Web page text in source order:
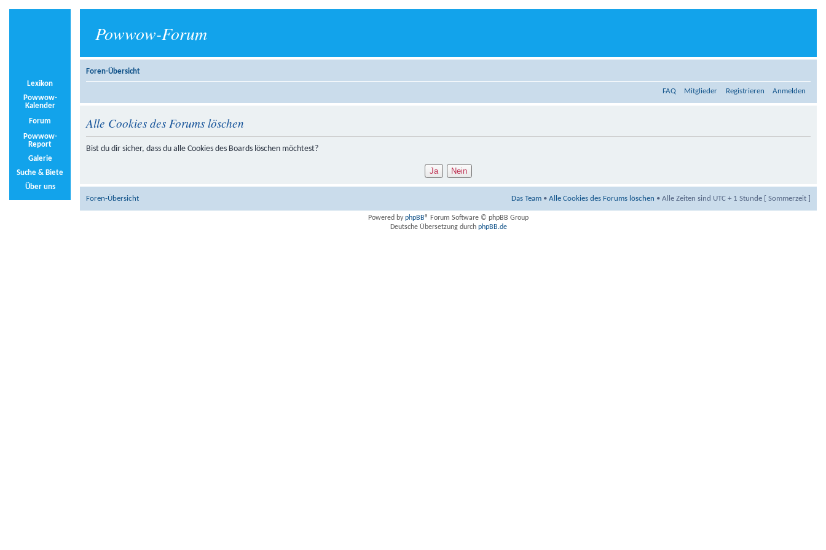
Powwow-Forum
Lexikon
Powwow-
Kalender
Forum
Powwow-
Report
Galerie
Suche & Biete
Über uns
Foren-Übersicht
FAQ Mitglieder Registrieren Anmelden
Alle Cookies des Forums löschen
Bist du dir sicher, dass du alle Cookies des Boards löschen möchtest?
Foren-Übersicht Das Team • Alle Cookies des Forums löschen • Alle Zeiten sind UTC + 1 Stunde [ Sommerzeit ]
Powered byphpBB® Forum Software © phpBB Group
Deutsche Übersetzung durch phpBB.de